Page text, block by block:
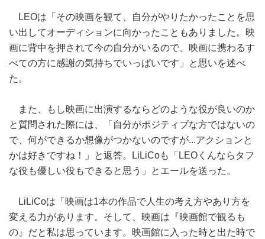
LEOは「その映画を観て、自分がやりたかったことを思
い出してオーディションに向かったこともありました。映
画に背中を押されて今の自分がいるので、映画に携わるす
べての方に感謝の気持ちでいっぱいです」と思いを述べ
た。
また、もし映画に出演するならどのような役が良いのか
と質問された際には、「自分がポジティブな方ではないの
で、何ができるか想像がつかないのですが...アクションと
かは好きですね！」と返答。LiLiCoも「LEOくんならタフ
な役も優しい役もできると思う」とエールを送った。
LiLiCoは「映画は1本の作品で人生の考え方やあり方を
変える力があります。そして、映画は『映画館で観るも
の』だと私は思っています。映画館に入った時と出た時で